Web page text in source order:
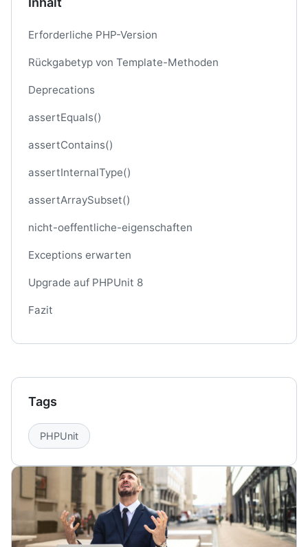
Erforderliche PHP-Version
Rückgabetyp von Template-Methoden
Deprecations
assertEquals()
assertContains()
assertInternalType()
assertArraySubset()
nicht-oeffentliche-eigenschaften
Exceptions erwarten
Upgrade auf PHPUnit 8
Fazit
Tags
PHPUnit